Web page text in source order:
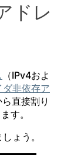
ドレ
（IPv4およ
非依存ア
直接割り
す。
ょう。